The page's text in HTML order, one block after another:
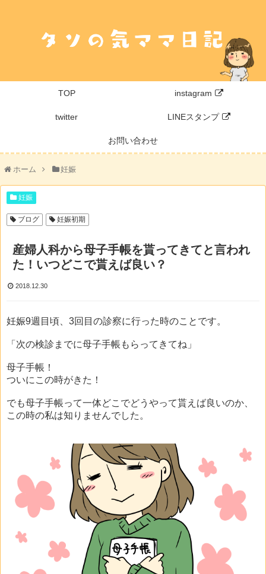
TOP instagram
twitter LINEスタンプ
お問い合わせ
ホーム 妊娠
妊娠
ブログ 妊娠初期
産婦人科から母子手帳を貰ってきてと言われ
た！いつどこで貰えば良い？
2018.12.30
妊娠9週目頃、3回目の診察に行った時のことです。
「次の検診までに母子手帳もらってきてね」
母子手帳！
ついにこの時がきた！
でも母子手帳って一体どこでどうやって貰えば良いのか、
この時の私は知りませんでした。